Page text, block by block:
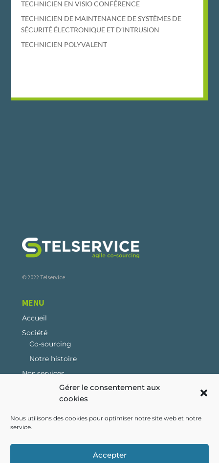
Gérer le consentement aux
cookies
Nous utilisons des cookies pour optimiser notre site web et notre
service.
Accepter
TECHNICIEN EN VISIO CONFÉRENCE
TECHNICIEN DE MAINTENANCE DE SYSTÈMES DE
SÉCURITÉ ÉLECTRONIQUE ET D’INTRUSION
TECHNICIEN POLYVALENT
© 2022 Telservice
MENU
Accueil
Société
Co-sourcing
Notre histoire
Nos services
Politique de cookies (EU)
Contact